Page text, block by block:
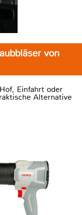
von
Einfahrt oder
Alternative